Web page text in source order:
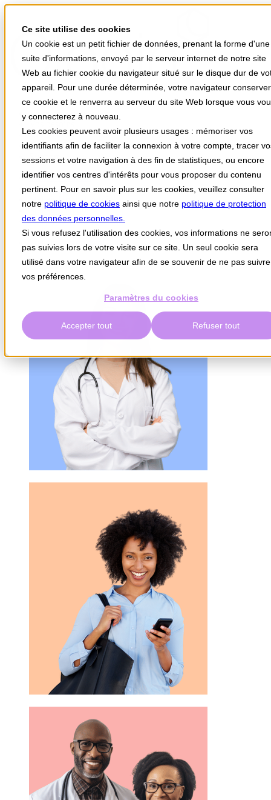
Ce site utilise des cookies
Un cookie est un petit fichier de données, prenant la forme d'une
suite d'informations, envoyé par le serveur internet de notre site
Web au fichier cookie du navigateur situé sur le disque dur de
appareil. Pour une durée déterminée, votre navigateur
ce cookie et le renverra au serveur du site Web lorsque vous
y connecterez à nouveau.
Les cookies peuvent avoir plusieurs usages : mémoriser vos
identifiants afin de faciliter la connexion à votre compte, tracer
sessions et votre navigation à des fin de statistiques, ou encore
identifier vos centres d'intérêts pour vous proposer du contenu
pertinent. Pour en savoir plus sur les cookies, veuillez consulter
notre politique de cookies ainsi que notre politique de protection
des données personnelles.
Si vous refusez l'utilisation des cookies, vos informations ne
pas suivies lors de votre visite sur ce site. Un seul cookie sera
utilisé dans votre navigateur afin de se souvenir de ne pas suivre
vos préférences.
Paramètres du cookies
Accepter tout Refuser tout
Votre univers Stellair
Actualités
A propos
Support
Stellair Médecin
Stellair Infirmier
Stellair Hôpital public
Stellair Clinique
Stellair Officine
Stellair Labo
Stellair Paramédical